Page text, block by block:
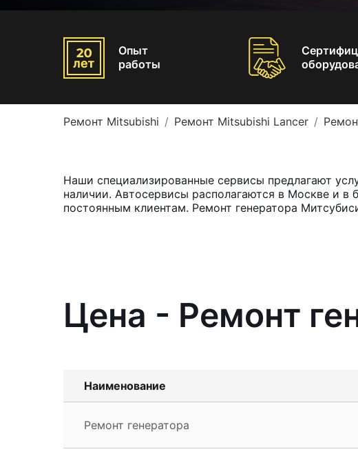
Опыт
работы
Ремонт Mitsubishi Ремонт Mitsubishi Lancer
Наши специализированные сервисы предлагают
наличии. Автосервисы располагаются в Москве и
постоянным клиентам. Ремонт генератора
Цена - Ремонт
Наименование
Ремонт генератора